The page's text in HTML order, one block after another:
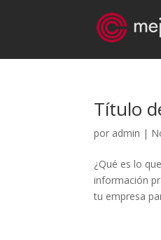
Título
por admin |
¿Qué es lo
información
tu empresa